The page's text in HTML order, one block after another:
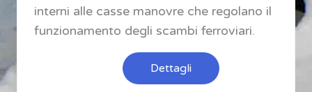
interni alle casse manovre che regolano il
funzionamento degli scambi ferroviari.
Dettagli